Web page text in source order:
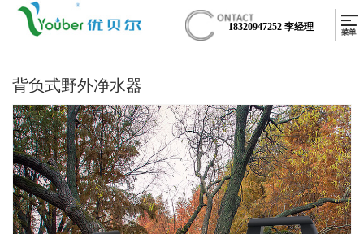
18320947252 李经理
背负式野外净水器